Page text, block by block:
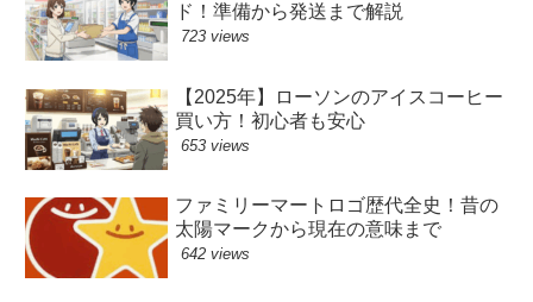
ド！準備から発送まで解説
723 views
【2025年】ローソンのアイスコーヒー
買い方！初心者も安心
653 views
ファミリーマートロゴ歴代全史！昔の
太陽マークから現在の意味まで
642 views